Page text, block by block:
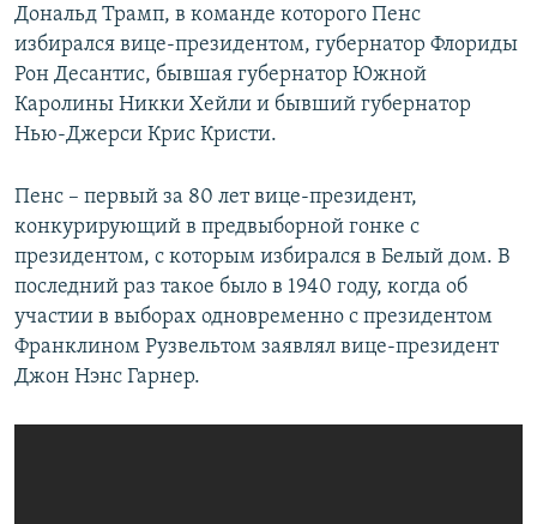
Дональд Трамп, в команде которого Пенс
избирался вице-президентом, губернатор Флориды
Рон Десантис, бывшая губернатор Южной
Каролины Никки Хейли и бывший губернатор
Нью-Джерси Крис Кристи.
Пенс – первый за 80 лет вице-президент,
конкурирующий в предвыборной гонке с
президентом, с которым избирался в Белый дом. В
последний раз такое было в 1940 году, когда об
участии в выборах одновременно с президентом
Франклином Рузвельтом заявлял вице-президент
Джон Нэнс Гарнер.